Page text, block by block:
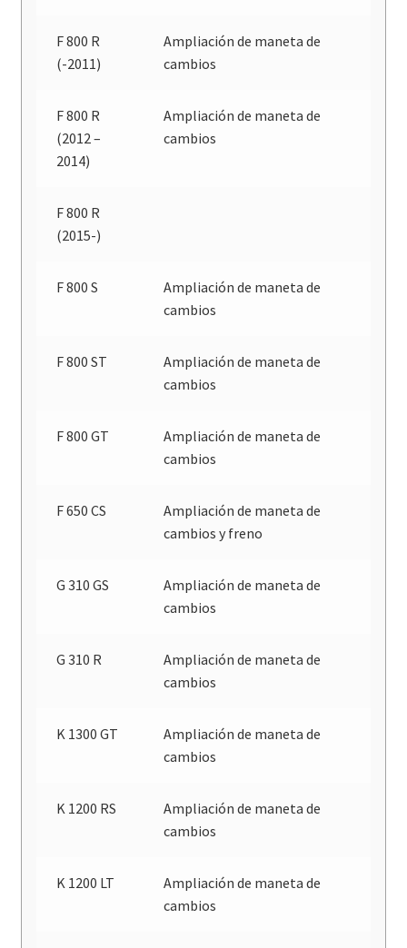
F 800 R
(-2011)
Ampliación de maneta de
cambios
F 800 R
(2012 –
2014)
Ampliación de maneta de
cambios
F 800 R
(2015-)
F 800 S
Ampliación de maneta de
cambios
F 800 ST
Ampliación de maneta de
cambios
F 800 GT
Ampliación de maneta de
cambios
F 650 CS
Ampliación de maneta de
cambios y freno
G 310 GS
Ampliación de maneta de
cambios
G 310 R
Ampliación de maneta de
cambios
K 1300 GT
Ampliación de maneta de
cambios
K 1200 RS
Ampliación de maneta de
cambios
K 1200 LT
Ampliación de maneta de
cambios